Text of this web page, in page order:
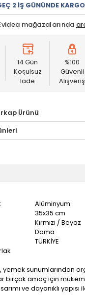
2 İŞ GÜNÜNDE
mağazalarında
14 Gün
Koşulsuz
İade
%100
Güvenli
Alışveriş
Ürünü
Alüminyum
35x35 cm
Kırmızı / Beyaz
Dama
TÜRKİYE
yemek sunumlarından
birçok amaç için
ve dayanıklı